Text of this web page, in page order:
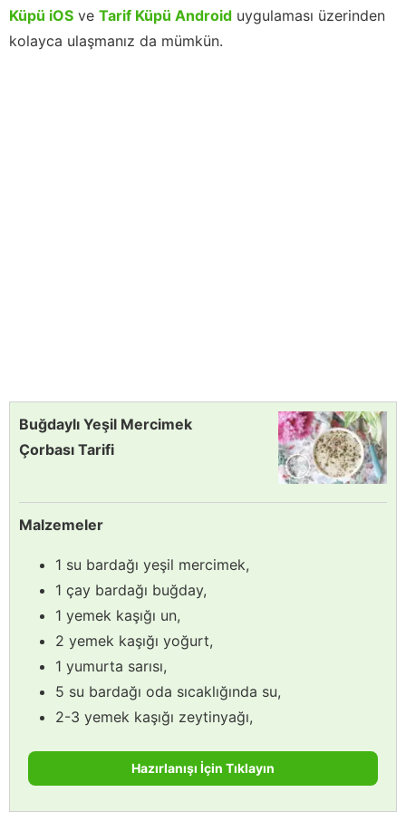
Küpü iOS ve Tarif Küpü Android uygulaması üzerinden
kolayca ulaşmanız da mümkün.
Buğdaylı Yeşil Mercimek
Çorbası Tarifi
Malzemeler
1 su bardağı yeşil mercimek,
1 çay bardağı buğday,
1 yemek kaşığı un,
2 yemek kaşığı yoğurt,
1 yumurta sarısı,
5 su bardağı oda sıcaklığında su,
2-3 yemek kaşığı zeytinyağı,
Hazırlanışı İçin Tıklayın